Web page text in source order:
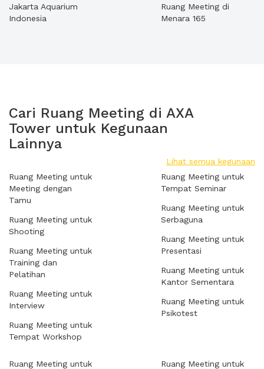
Jakarta Aquarium
Indonesia
Ruang Meeting di
Menara 165
Cari Ruang Meeting di AXA
Tower untuk Kegunaan
Lainnya
Lihat semua kegunaan
Ruang Meeting untuk
Meeting dengan
Tamu
Ruang Meeting untuk
Shooting
Ruang Meeting untuk
Training dan
Pelatihan
Ruang Meeting untuk
Interview
Ruang Meeting untuk
Tempat Workshop
Ruang Meeting untuk
Tempat Seminar
Ruang Meeting untuk
Serbaguna
Ruang Meeting untuk
Presentasi
Ruang Meeting untuk
Kantor Sementara
Ruang Meeting untuk
Psikotest
Ruang Meeting untuk
Ruang Meeting untuk